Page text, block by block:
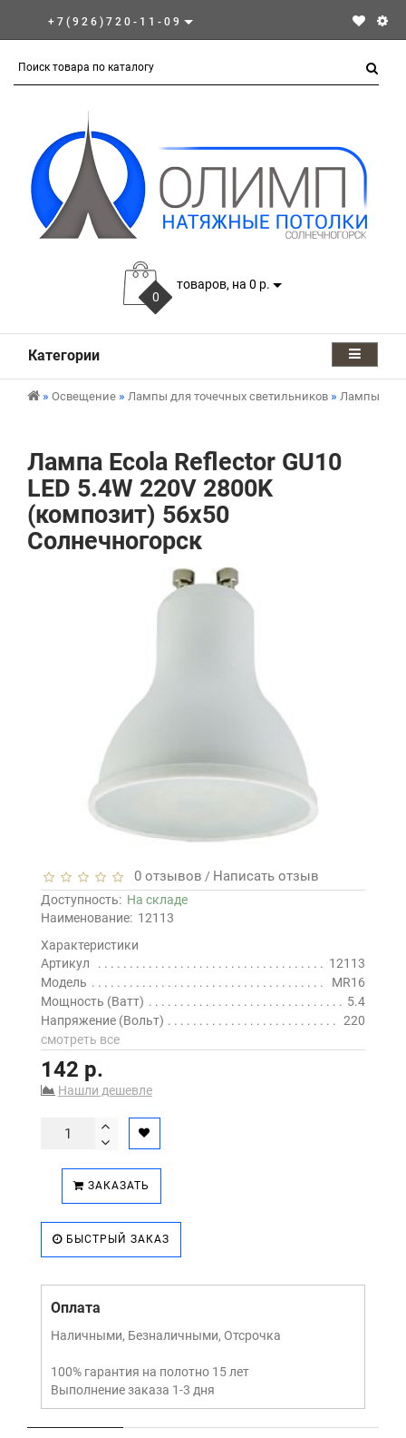
+7(926)720-11-09
0
товаров, на 0 р.
Категории
Освещение Лампы для точечных светильников Лампы для
Лампа Ecola Reflector GU10
LED 5.4W 220V 2800K
(композит) 56x50
Солнечногорск
0 отзывов / Написать отзыв
Доступность: На складе
Наименование: 12113
Характеристики
Артикул
12113
Модель
MR16
Мощность (Ватт)
5.4
Напряжение (Вольт)
220
смотреть все
142 р.
Нашли дешевле
ЗАКАЗАТЬ
БЫСТРЫЙ ЗАКАЗ
Оплата
Наличными, Безналичными, Отсрочка
100% гарантия на полотно 15 лет
Выполнение заказа 1-3 дня